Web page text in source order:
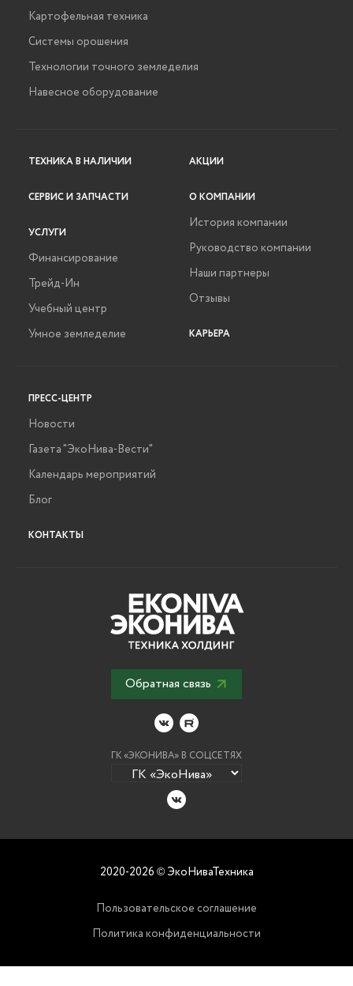
Картофельная техника
Системы орошения
Технологии точного земледелия
Навесное оборудование
ТЕХНИКА В НАЛИЧИИ
СЕРВИС И ЗАПЧАСТИ
УСЛУГИ
Финансирование
Трейд-Ин
Учебный центр
Умное земледелие
АКЦИИ
О КОМПАНИИ
История компании
Руководство компании
Наши партнеры
Отзывы
КАРЬЕРА
ПРЕСС-ЦЕНТР
Новости
Газета "ЭкоНива-Вести"
Календарь мероприятий
Блог
КОНТАКТЫ
Обратная связь
ГК «ЭКОНИВА» В СОЦСЕТЯХ
2020-2026 ©ЭкоНиваТехника
Пользовательское соглашение
Политика конфиденциальности